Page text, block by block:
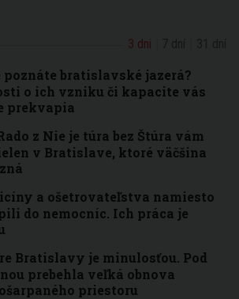
3 dni
bratislavské jazerá?
o ich vzniku či kapacite vás
prekvapia
z Nie je túra bez Štúra vám
v Bratislave, ktoré väčšina
a ošetrovateľstva namiesto
do nemocníc. Ich práca je
Bratislavy je minulosťou. Pod
prebehla veľká obnova
priestoru